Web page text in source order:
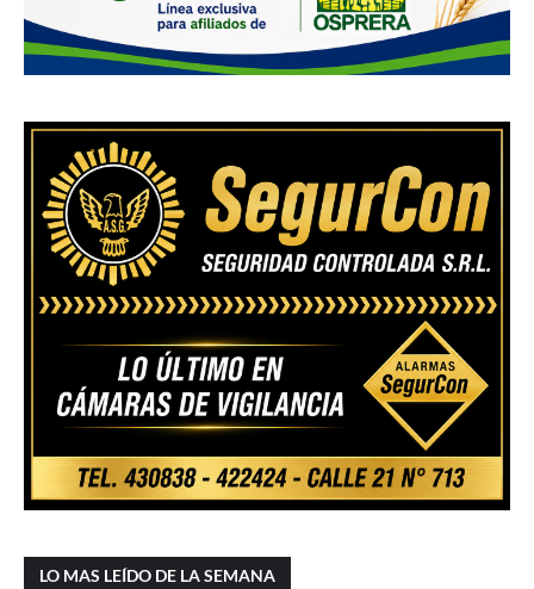
LO MAS LEÍDO DE LA SEMANA